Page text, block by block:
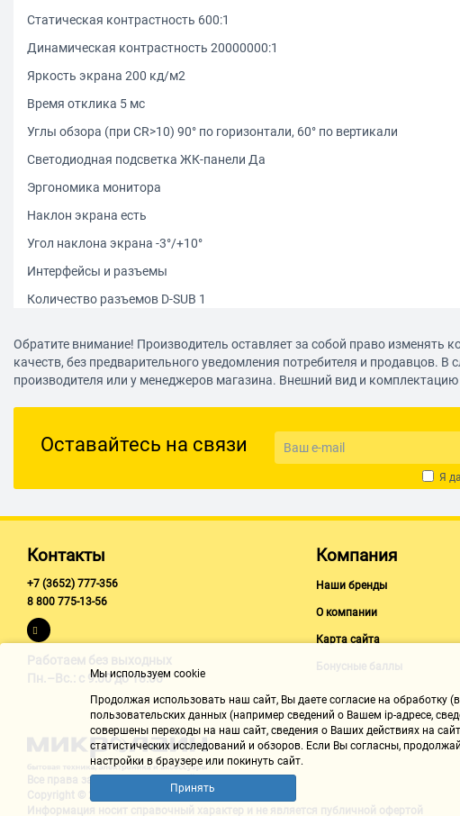
Статическая контрастность 600:1
Динамическая контрастность 20000000:1
Яркость экрана 200 кд/м2
Время отклика 5 мс
Углы обзора (при CR>10) 90° по горизонтали, 60° по вертикали
Светодиодная подсветка ЖК-панели Да
Эргономика монитора
Наклон экрана есть
Угол наклона экрана -3°/+10°
Интерфейсы и разъемы
Количество разъемов D-SUB 1
Тип блока питания внутренний
Энергопотребление 18 Вт
Энергопотребление в режиме ожидания менее 0.5 Вт
Корпус монитора
Покрытие корпуса матовое
Обратите внимание! Производитель оставляет за собой право изменять
качеств, без предварительного уведомления потребителя и продавцов.
производителя или у менеджеров магазина. Внешний вид и комплектацию
Оставайтесь на связи
Я
Контакты
+7 (3652) 777-356
8 800 775-13-56
Работаем без выходных
Пн.–Вс.: с 9:00 до 18:00
Компания
Наши бренды
О компании
Карта сайта
Бонусные баллы
Все права защищены "Микролайн"
Copyright © 2002-2026
Информация носит справочный характер и не является публичной офертой
Мы используем cookie
Продолжая использовать наш cайт, Вы даете согласие на обработку
пользовательских данных (например сведений о Вашем ip-адресе,
совершены переходы на наш сайт, сведения о Ваших действиях на
статистических исследований и обзоров. Если Вы согласны,
настройки в браузере или покинуть сайт.
Принять